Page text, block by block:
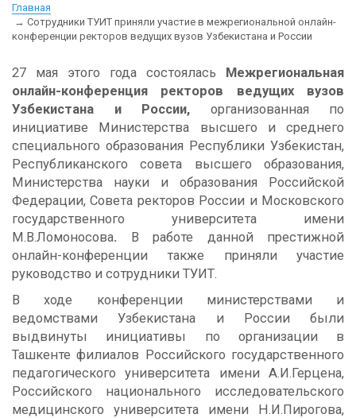
Главная
Сотрудники ТУИТ приняли участие в межрегиональной онлайн-
конференции ректоров ведущих вузов Узбекистана и России
27 мая этого года состоялась Межрегиональная
онлайн-конференция ректоров ведущих вузов
Узбекистана и России, организованная по
инициативе Министерства высшего и среднего
специального образования Республики Узбекистан,
Республиканского совета высшего образования,
Министерства науки и образования Российской
Федерации, Совета ректоров России и Московского
государственного университета имени
М.В.Ломоносова. В работе данной престижной
онлайн-конференции также приняли участие
руководство и сотрудники ТУИТ.
В ходе конференции министерствами и
ведомствами Узбекистана и России были
выдвинуты инициативы по организации в
Ташкенте филиалов Российского государственного
педагогического университета имени А.И.Герцена,
Российского национального исследовательского
медицинского университета имени Н.И.Пирогова,